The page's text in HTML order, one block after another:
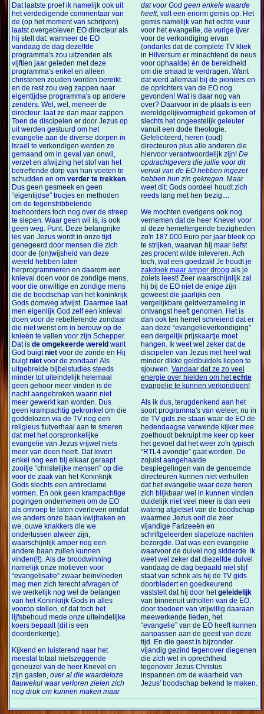
Dat laatste proef ik namelijk ook uit
het verdedigende commentaar van
de (op het moment van schrijven)
laatst overgebleven EO directeur als
hij stelt dat: wanneer de EO
vandaag de dag dezelfde
programma's zou uitzenden als
vijftien jaar geleden met deze
programma's enkel en alleen
christenen zouden worden bereikt
en de rest zou weg zappen naar
eigentijdse programma's op andere
zenders. Wel, wel, meneer de
directeur: laat ze dan maar zappen.
Toen de discipelen er door Jezus op
uit werden gestuurd om het
evangelie aan de diverse dorpen in
Israël te verkondigen werden ze
gemaand om in geval van onwil,
verzet en afwijzing het stof van het
betreffende dorp van hun voeten te
schudden en omverder te trekken
Dus geen gesmeek en geen
“eigentijdse” trucjes en methoden
om de tegenstribbelende
toehoorders toch nog over de streep
te slepen. Waar geen wil is, is ook
geen weg. Punt. Deze belangrijke
les van Jezus wordt in onze tijd
genegeerd door mensen die zich
door de (on)wijsheid van deze
wereld hebben laten
herprogrammeren en daarom een
knieval doen voor de zondige mens,
voor die onwillige en zondige mens
die de boodschap van het koninkrijk
Gods domweg afwijst. Daarmee laat
men eigenlijk God zelf een knieval
doen voor de rebellerende zondaar
die niet wenst om in berouw op de
knieën te vallen voor zijn Schepper.
Dat isde omgekeerde wereld want
God buigtniet voor de zonde en Hij
buigtniet voor de zondaar! Als
uitgebreide bijbelstudies steeds
minder tot uiteindelijk helemaal
geen gehoor meer vinden is de
nacht aangebroken waarin niet
meer gewerkt kan worden. Dus
geen krampachtig gekronkel om die
goddelozen via de TV nog een
religieus flutverhaal aan te smeren
dat met het oorspronkelijke
evangelie van Jezus vrijwel niets
meer van doen heeft. Dat levert
enkel nog een bij elkaar geraapt
zooitje “christelijke mensen” op die
voor de zaak van het Koninkrijk
Gods slechts een antireclame
vormen. En ook geen krampachtige
pogingen ondernemen om de EO
als omroep te laten overleven omdat
we anders onze baan kwijtraken en
we, ouwe knakkers die we
ondertussen alweer zijn,
waarschijnlijk amper nog een
andere baan zullen kunnen
vinden(!!). Als de broodwinning
namelijk onze motieven voor
“evangelisatie” zwaar beïnvloeden
mag men zich terecht afvragen of
we werkelijk nog wel de belangen
van het Koninkrijk Gods in alles
voorop stellen, of dat toch het
lijfsbehoud mede onze uiteindelijke
koers bepaalt (dit is een
doordenkertje).
Kijkend en luisterend naar het
meestal totaal nietszeggende
geneuzel van de heer Knevel en
zijn gasten,over al die waardeloze
flauwekul waar verloren zielen zich
nog druk om kunnen maken maar
dat voor God geen enkele waarde
heeft, valt een enorm gemis op. Het
gemis namelijk van het echte vuur
voor het evangelie, de vurige ijver
voor de verkondiging ervan
(ondanks dat de complete TV kliek
in Hilversum er minachtend de neus
voor ophaalde) én de bereidheid
om die smaad te verdragen. Want
dat werd allemaal bij de pioniers en
de oprichters van de EO nog
gevonden! Wat is daar nog van
over? Daarvoor in de plaats is een
wereldgelijkvormigheid gekomen of
slechts het ongeestelijk geleuter
vanuit een dode theologie.
Gefeliciteerd, heren (oud)
directeuren plus alle anderen die
hiervoor verantwoordelijk zijn! De
opdrachtgevers die jullie voor dit
verval van de EO hebben ingezet
hebben hun zin gekregen . Maar
weet dit: Gods oordeel houdt zich
reeds lang met hen bezig....
We mochten overigens ook nog
vernemen dat de heer Knevel voor
al deze hemeltergende bezigheden
zo'n 187.000 Euro per jaar bleek op
te strijken, waarvan hij maar liefst
zes procent wilde inleveren. Ach
toch, wat een goedzak! Je houdt je
zakdoek maar amper droog als je
zoiets leest! Zeer waarschijnlijk zal
hij bij de EO niet de enige zijn
geweest die jaarlijks een
vergelijkbare geldverzameling in
ontvangst heeft genomen. Het is
dan ook ten hemel schreiend dat er
aan deze “evangelieverkondiging”
een dergelijk prijskaartje moet
hangen. Ik weet wel zeker dat de
discipelen van Jezus met heel wat
minder dikke geldbuidels liepen te
sjouwen. Vandaar dat ze zo veel
energie over hielden om hetechte
evangelie te kunnen verkondigen!
Als ik dus, terugdenkend aan het
soort programma's van weleer, nu in
de TV gids zie staan waar de EO de
hedendaagse verwende kijker mee
zoethoudt bekruipt me keer op keer
het gevoel dat het weer zo'n typisch
“RTL4 avondje” gaat worden. De
zojuist aangehaalde
bespiegelingen van de genoemde
directeuren kunnen niet verhullen
dat het evangelie waar deze heren
zich blijkbaar wel in kunnen vinden
duidelijk niet veel meer is dan een
waterig afgietsel van de boodschap
waarmee Jezus ooit die zeer
vijandige Farizeeën en
schriftgeleerden slapeloze nachten
bezorgde. Dat was een evangelie
waarvoor de duivel nog sidderde. Ik
weet wel zeker dat diezelfde duivel
vandaag de dag bepaald niet stijf
staat van schrik als hij de TV gids
doorbladert en goedkeurend
vaststelt dat hij door hetgeleidelijk
van binnenuit uithollen van de EO,
door toedoen van vrijwillig daaraan
meewerkende lieden, het
“evangelie” van de EO heeft kunnen
aanpassen aan de geest van deze
tijd. En die geest is bijzonder
vijandig gezind tegenover diegenen
die zich wel in oprechtheid
tegenover Jezus Christus
inspannen om de waarheid van
Jezus' boodschap bekend te maken.